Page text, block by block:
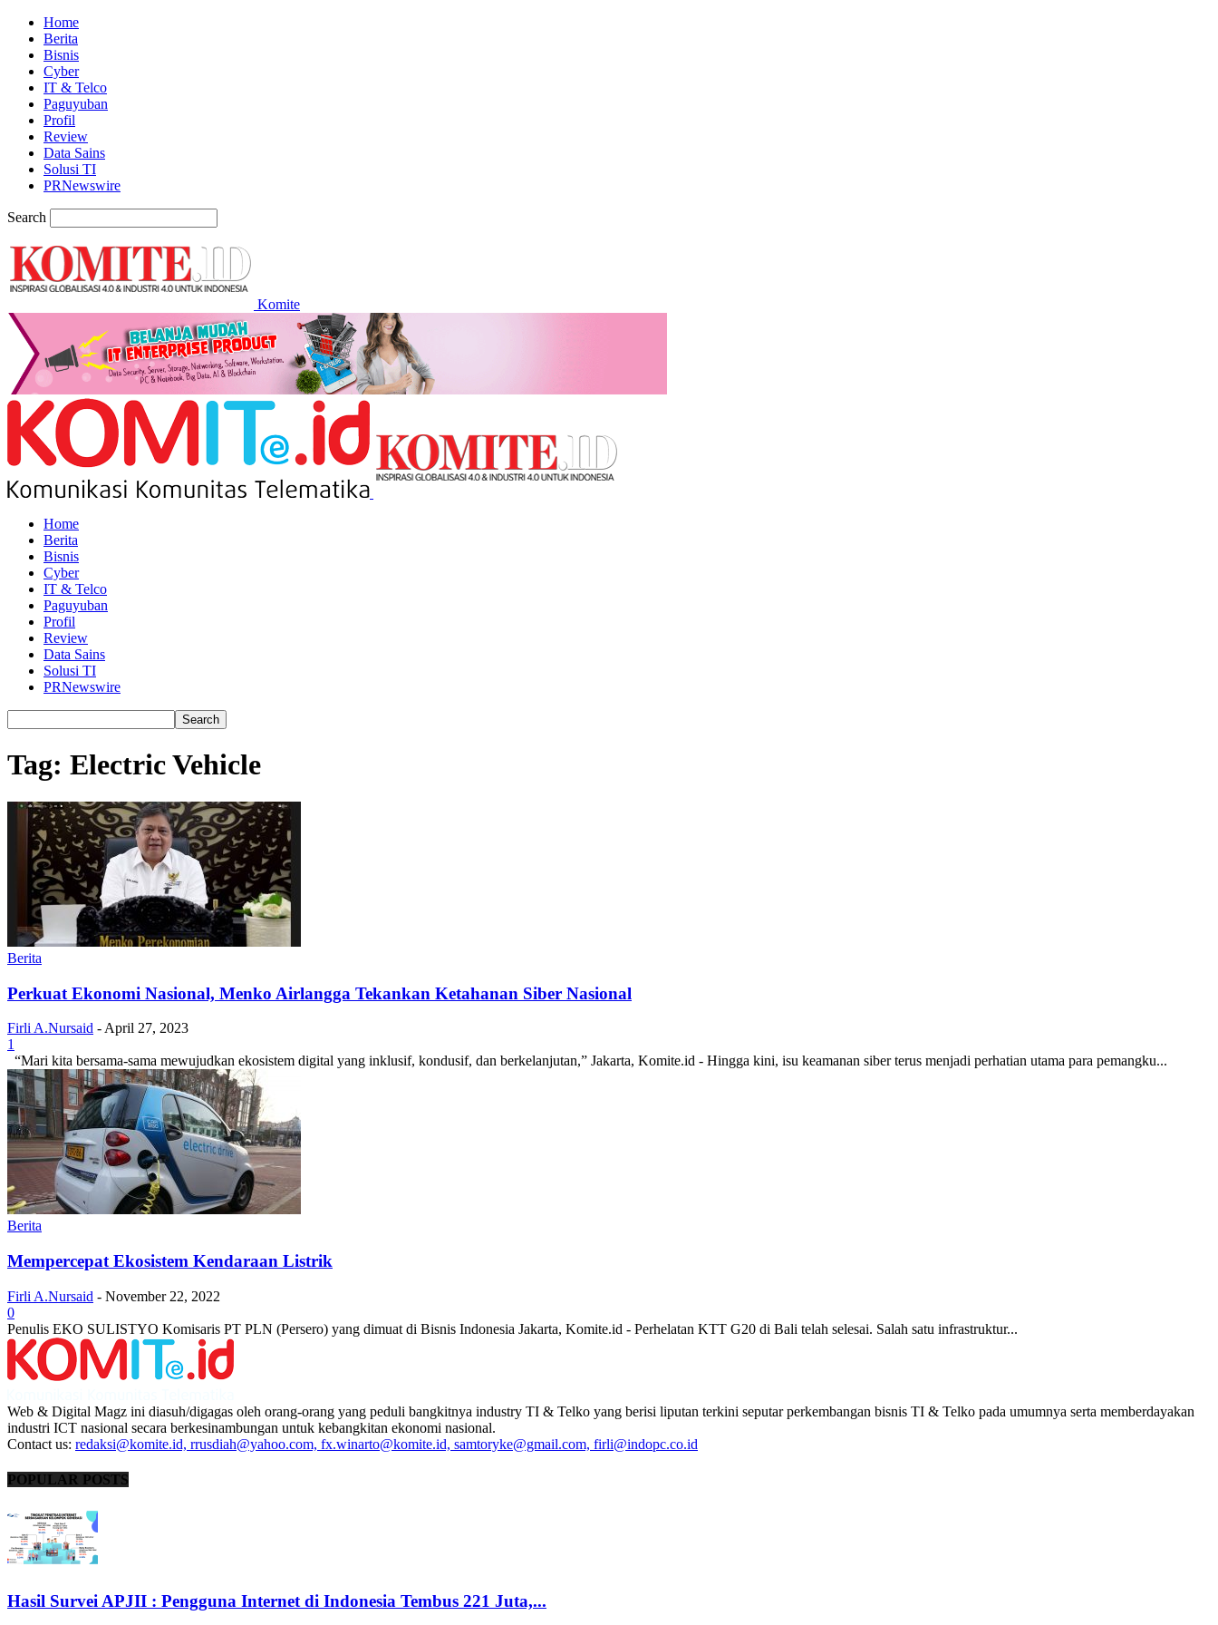
Home
Berita
Bisnis
Cyber
IT & Telco
Paguyuban
Profil
Review
Data Sains
Solusi TI
PRNewswire
Search
Komite
Home
Berita
Bisnis
Cyber
IT & Telco
Paguyuban
Profil
Review
Data Sains
Solusi TI
PRNewswire
Tag: Electric Vehicle
Berita
Perkuat Ekonomi Nasional, Menko Airlangga Tekankan Ketahanan Siber Nasional
Firli A.Nursaid - April 27, 2023
1
“Mari kita bersama-sama mewujudkan ekosistem digital yang inklusif, kondusif, dan berkelanjutan,” Jakarta, Komite.id - Hingga kini, isu keamanan siber terus menjadi perhatian utama para pemangku...
Berita
Mempercepat Ekosistem Kendaraan Listrik
Firli A.Nursaid - November 22, 2022
0
Penulis EKO SULISTYO Komisaris PT PLN (Persero) yang dimuat di Bisnis Indonesia Jakarta, Komite.id - Perhelatan KTT G20 di Bali telah selesai. Salah satu infrastruktur...
Web & Digital Magz ini diasuh/digagas oleh orang-orang yang peduli bangkitnya industry TI & Telko yang berisi liputan terkini seputar perkembangan bisnis TI & Telko pada umumnya serta memberdayakan
industri ICT nasional secara berkesinambungan untuk kebangkitan ekonomi nasional.
Contact us: redaksi@komite.id, rrusdiah@yahoo.com, fx.winarto@komite.id, samtoryke@gmail.com, firli@indopc.co.id
POPULAR POSTS
Hasil Survei APJII : Pengguna Internet di Indonesia Tembus 221 Juta,...